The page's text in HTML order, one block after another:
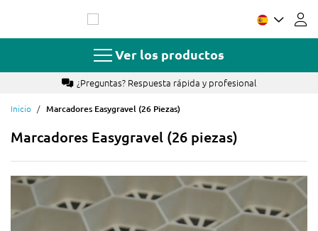
contenido
Ver los productos
¿Preguntas? Respuesta rápida y profesional
Inicio Marcadores Easygravel (26 Piezas)
Marcadores Easygravel (26 piezas)